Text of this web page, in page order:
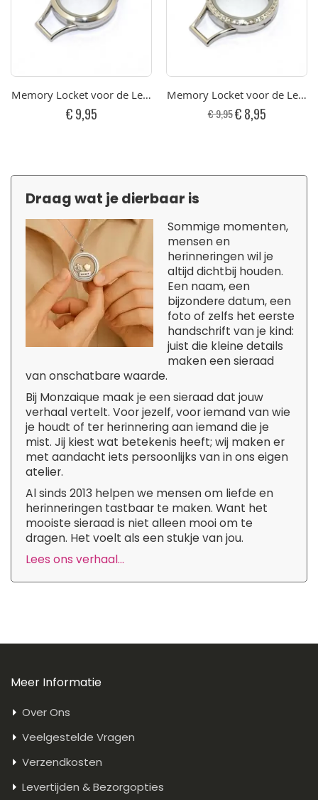
Memory Locket voor de Lederen Armband 30mm RVS
€ 9,95
Memory Locket voor de
€ 9,95 Speciale
prijs
€ 8,95
Draag wat je dierbaar is
Sommige momenten,
mensen en
herinneringen wil je
altijd dichtbij houden.
Een naam, een
bijzondere datum, een
foto of zelfs het eerste
handschrift van je kind:
juist die kleine details
maken een sieraad
van onschatbare waarde.
Bij Monzaique maak je een sieraad dat jouw
verhaal vertelt. Voor jezelf, voor iemand van wie
je houdt of ter herinnering aan iemand die je
mist. Jij kiest wat betekenis heeft; wij maken er
met aandacht iets persoonlijks van in ons eigen
atelier.
Al sinds 2013 helpen we mensen om liefde en
herinneringen tastbaar te maken. Want het
mooiste sieraad is niet alleen mooi om te
dragen. Het voelt als een stukje van jou.
Lees ons verhaal...
Meer Informatie
Over Ons
Veelgestelde Vragen
Verzendkosten
Levertijden & Bezorgopties